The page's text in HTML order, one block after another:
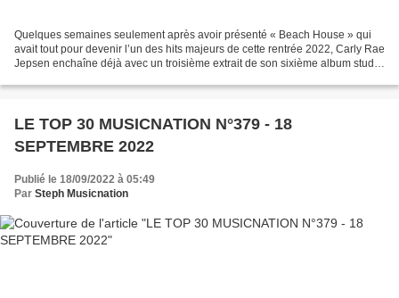
Quelques semaines seulement après avoir présenté « Beach House » qui
avait tout pour devenir l’un des hits majeurs de cette rentrée 2022, Carly Rae
Jepsen enchaîne déjà avec un troisième extrait de son sixième album studio
LE TOP 30 MUSICNATION N°379 - 18
SEPTEMBRE 2022
Publié le 18/09/2022 à 05:49
Par Steph Musicnation